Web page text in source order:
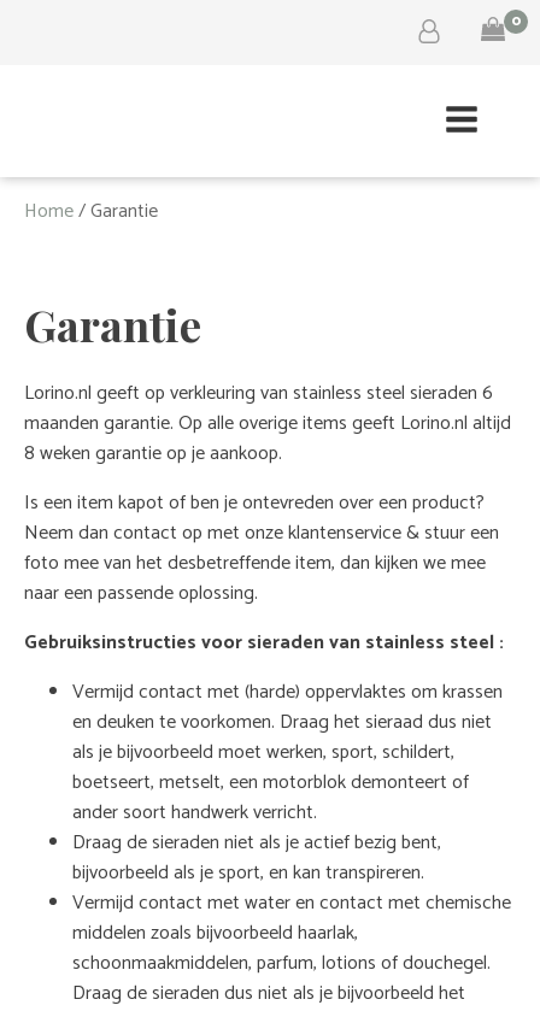
0
Home/ Garantie
Garantie
Lorino.nl geeft op verkleuring van stainless steel sieraden 6
maanden garantie. Op alle overige items geeft Lorino.nl altijd
8 weken garantie op je aankoop.
Is een item kapot of ben je ontevreden over een product?
Neem dan contact op met onze klantenservice & stuur een
foto mee van het desbetreffende item, dan kijken we mee
naar een passende oplossing.
Gebruiksinstructies voor sieraden van stainless steel :
Vermijd contact met (harde) oppervlaktes om krassen
en deuken te voorkomen. Draag het sieraad dus niet
als je bijvoorbeeld moet werken, sport, schildert,
boetseert, metselt, een motorblok demonteert of
ander soort handwerk verricht.
Draag de sieraden niet als je actief bezig bent,
bijvoorbeeld als je sport, en kan transpireren.
Vermijd contact met water en contact met chemische
middelen zoals bijvoorbeeld haarlak,
schoonmaakmiddelen, parfum, lotions of douchegel.
Draag de sieraden dus niet als je bijvoorbeeld het